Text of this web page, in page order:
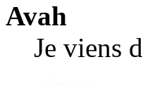
Avah
Je viens